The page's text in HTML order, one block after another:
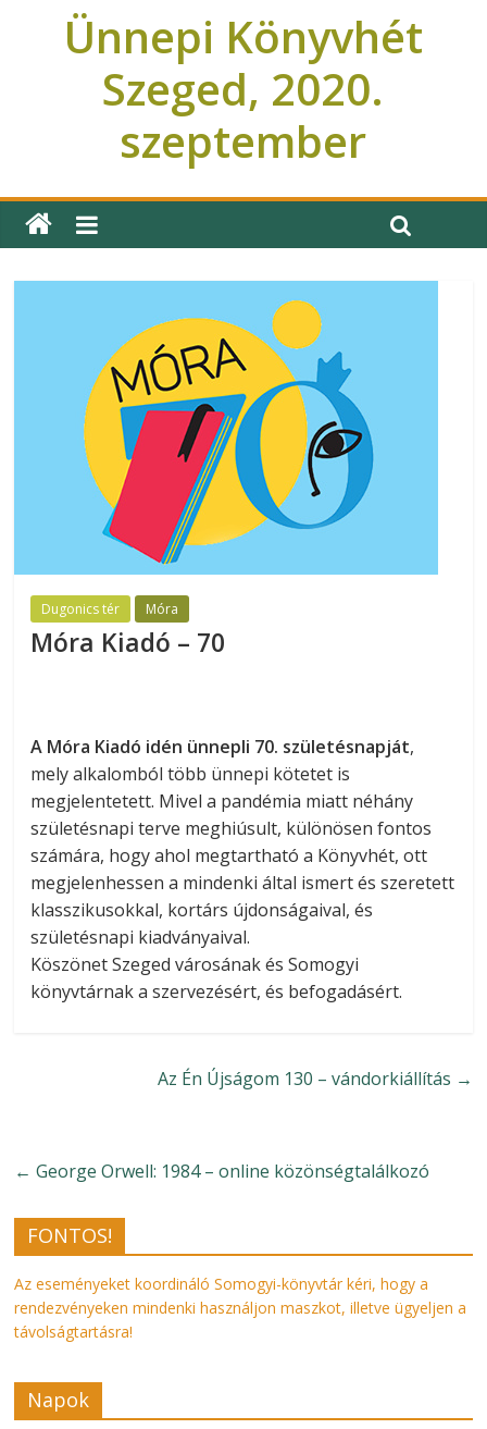
Ünnepi Könyvhét
Szeged, 2020.
szeptember
Dugonics tér Móra
Móra Kiadó – 70
A Móra Kiadó idén ünnepli 70. születésnapját,
mely alkalomból több ünnepi kötetet is
megjelentetett. Mivel a pandémia miatt néhány
születésnapi terve meghiúsult, különösen fontos
számára, hogy ahol megtartható a Könyvhét, ott
megjelenhessen a mindenki által ismert és szeretett
klasszikusokkal, kortárs újdonságaival, és
születésnapi kiadványaival.
Köszönet Szeged városának és Somogyi
könyvtárnak a szervezésért, és befogadásért.
Az Én Újságom 130 – vándorkiállítás →
← George Orwell: 1984 – online közönségtalálkozó
FONTOS!
Az eseményeket koordináló Somogyi-könyvtár kéri, hogy a
rendezvényeken mindenki használjon maszkot, illetve ügyeljen a
távolságtartásra!
Napok